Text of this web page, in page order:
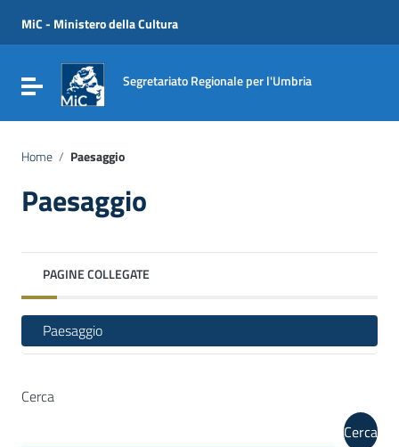
Vai al menu di navigazione
Vai al footer
MiC - Ministero della Cultura
Attiva / disattiva la navigazione
Segretariato Regionale per l'Umbria
Home / Paesaggio
Paesaggio
PAGINE COLLEGATE
Paesaggio
Cerca
Cerca